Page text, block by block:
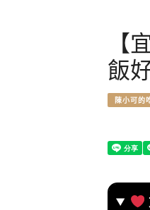
【
飯
陳小可的